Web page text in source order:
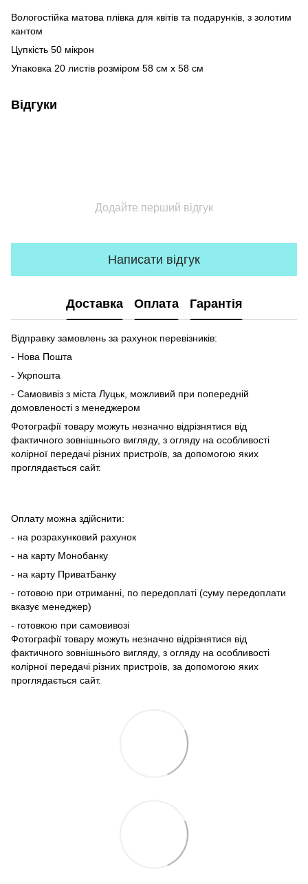
Вологостійка матова плівка для квітів та подарунків, з золотим
кантом
Цупкість 50 мікрон
Упаковка 20 листів розміром 58 см х 58 см
Відгуки
Додайте перший відгук
Написати відгук
Доставка Оплата Гарантія
Відправку замовлень за рахунок перевізників:
- Нова Пошта
- Укрпошта
- Самовивіз з міста Луцьк, можливий при попередній
домовленості з менеджером
Фотографії товару можуть незначно відрізнятися від
фактичного зовнішнього вигляду, з огляду на особливості
колірної передачі різних пристроїв, за допомогою яких
проглядається сайт.
Оплату можна здійснити:
- на розрахунковий рахунок
- на карту Монобанку
- на карту ПриватБанку
- готовою при отриманні, по передоплаті (суму передоплати
вказує менеджер)
- готовкою при самовивозі
Фотографії товару можуть незначно відрізнятися від
фактичного зовнішнього вигляду, з огляду на особливості
колірної передачі різних пристроїв, за допомогою яких
проглядається сайт.